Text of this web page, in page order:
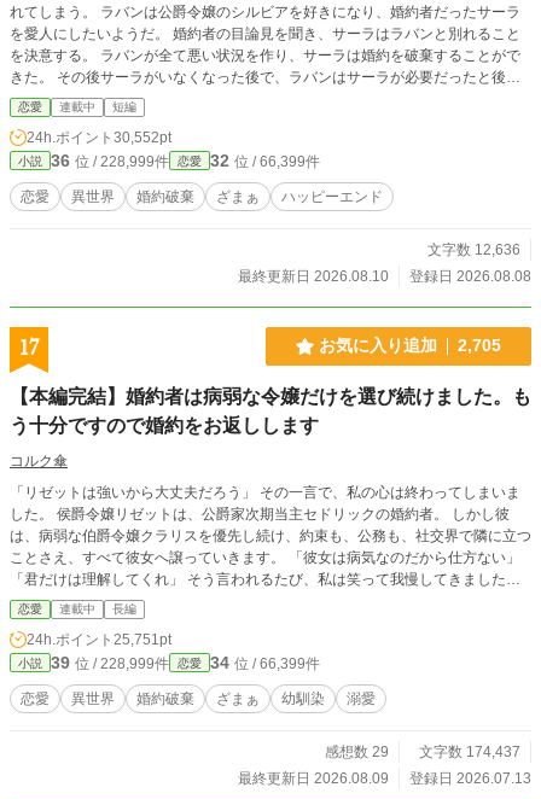
れてしまう。 ラバンは公爵令嬢のシルビアを好きになり、婚約者だったサーラ
を愛人にしたいようだ。 婚約者の目論見を聞き、サーラはラバンと別れること
を決意する。 ラバンが全て悪い状況を作り、サーラは婚約を破棄することがで
きた。 その後サーラがいなくなった後で、ラバンはサーラが必要だったと後悔
することになる。
恋愛 連載中 短編
24h.ポイント 30,552pt
小説 36 位 / 228,999件 恋愛 32 位 / 66,399件
恋愛 異世界 婚約破棄 ざまぁ ハッピーエンド
文字数 12,636
最終更新日 2026.08.10
登録日 2026.08.08
17 お気に入り追加 2,705
【本編完結】婚約者は病弱な令嬢だけを選び続けました。も
う十分ですので婚約をお返しします
コルク傘
「リゼットは強いから大丈夫だろう」 その一言で、私の心は終わってしまいま
した。 侯爵令嬢リゼットは、公爵家次期当主セドリックの婚約者。 しかし彼
は、病弱な伯爵令嬢クラリスを優先し続け、約束も、公務も、社交界で隣に立つ
ことさえ、すべて彼女へ譲っていきます。 「彼女は病気なのだから仕方ない」
「君だけは理解してくれ」 そう言われるたび、私は笑って我慢してきました。
けれど、誰も私を選んではくれなかった。 だから私は静かに婚約を返上し、公
爵家を去ります。 すると、私が陰で支えていた公爵家の経営と人脈は少しずつ
崩れ始め、彼らはようやく私の存在の大きさに気付きます。 一方、新天地で出
会った侯爵カシアンは、私の能力だけでなく、一人の女性として私を大切にして
くれました。 「もう一人で耐えなくていい」 その言葉に救われた私は、新しい
人生を歩き始めます。 今さら「戻ってきてほしい」と言われても、もう遅いの
人と幸せになり、彼女を失った人々だけが静かに後悔していく逆転ラブストーリ
恋愛 連載中 長編
24h.ポイント 25,751pt
小説 39 位 / 228,999件 恋愛 34 位 / 66,399件
恋愛 異世界 婚約破棄 ざまぁ 幼馴染 溺愛
感想数 29
文字数 174,437
最終更新日 2026.08.09
登録日 2026.07.13